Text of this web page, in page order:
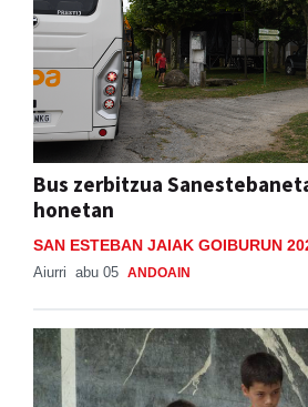
Bus zerbitzua
honetan
SAN ESTEBAN JAIAK GOIBURUN
Aiurri abu 05 ANDOAIN